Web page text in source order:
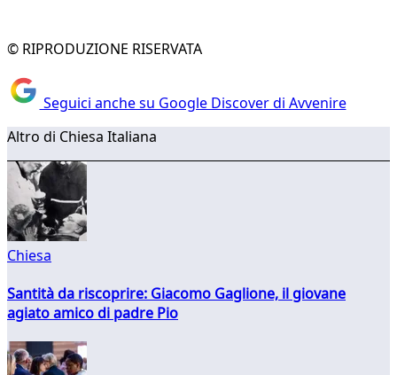
© RIPRODUZIONE RISERVATA
Seguici anche su Google Discover di Avvenire
Altro di Chiesa Italiana
Chiesa
Santità da riscoprire: Giacomo Gaglione, il giovane
agiato amico di padre Pio